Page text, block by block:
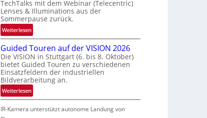
f
a
h
r
t
e
c
h
n
i
k
z
w
i
s
c
h
e
n
4
K
-
M
e
g
r
e
z
t
e
M
g
l
TechTalks mit dem Webinar (Telecentric)
Lenses & Illuminations aus der
Sommerpause zurück.
Weiterlesen:
R
ü
c
k
k
e
h
d
Guided Touren auf der VISION 2026
Die VISION in Stuttgart (6. bis 8. Oktober)
bietet Guided Touren zu verschiedenen
Einsatzfeldern der industriellen
Bildverarbeitung an.
Weiterlesen:
G
u
IR-Kamera unterstützt autonome Landung von